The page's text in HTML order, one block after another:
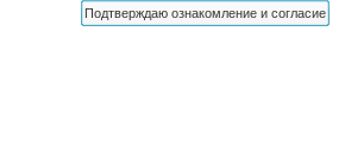
Подтверждаю ознакомление и согласие